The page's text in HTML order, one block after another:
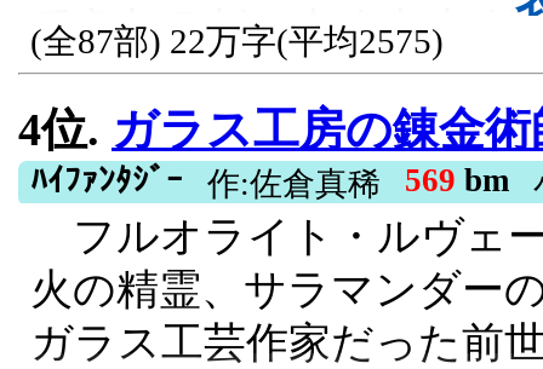
るため、今度こそ幸せに
嬢」が爆走する！ カクヨ
ます。
異世界転生, 女主人公, 冒険, 乙女ゲ
できたのだ。 しかしなが
思っていたリヒトは家で
と、謎のアプリをダウン
移してしまう。 見渡す限
ったが、スマホを見る
時間の充電期間という制
リで日本と異世界を自由
(全87部) 22万字(平均2575)
4位. ガラス工房の錬金術
ﾊｲﾌｧﾝﾀｼﾞｰ 作:佐倉真稀 569 bm
フルオライト・ルヴェ
火の精霊、サラマンダー
ガラス工芸作家だった前